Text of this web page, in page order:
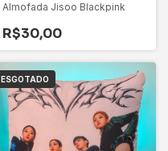
Almofada Jisoo Blackpink
R$30,00
ESGOTADO